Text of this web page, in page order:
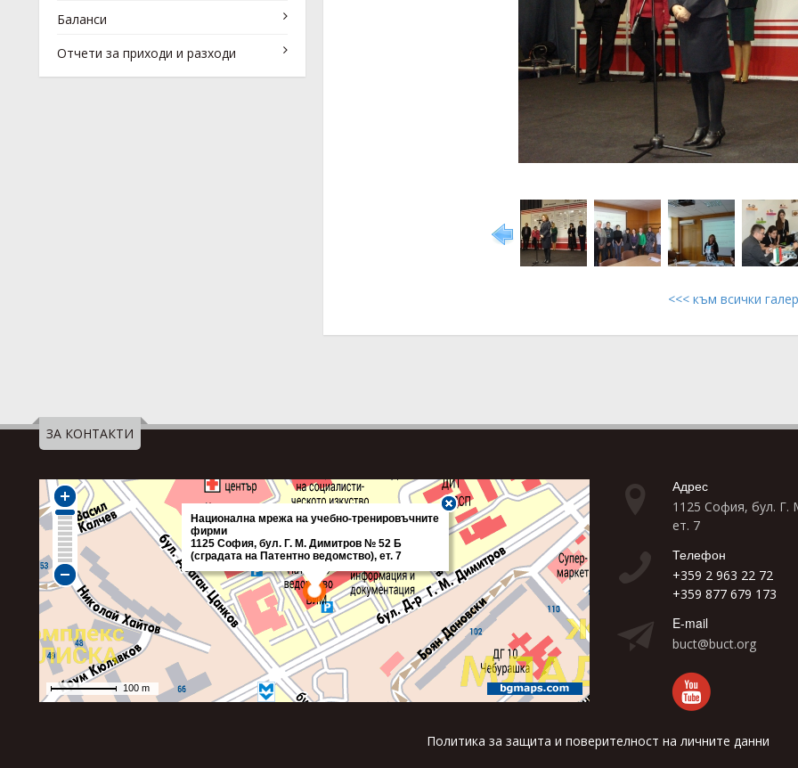
Баланси
Отчети за приходи и разходи
<<< към всички
ЗА КОНТАКТИ
Адрес
1125 София, бул. Г.
ет. 7
Телефон
+359 2 963 22 72
+359 877 679 173
E-mail
buct@buct.org
Политика за защита и поверителност на личните данни